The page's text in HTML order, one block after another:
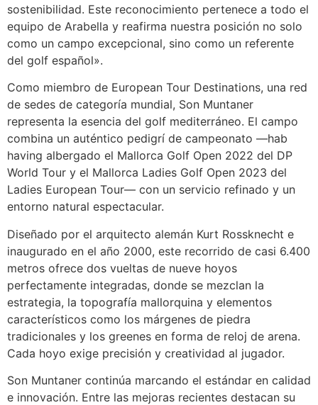
sostenibilidad. Este reconocimiento pertenece a todo el
equipo de Arabella y reafirma nuestra posición no solo
como un campo excepcional, sino como un referente
del golf español».
Como miembro de European Tour Destinations, una red
de sedes de categoría mundial, Son Muntaner
representa la esencia del golf mediterráneo. El campo
combina un auténtico pedigrí de campeonato —hab
having albergado el Mallorca Golf Open 2022 del DP
World Tour y el Mallorca Ladies Golf Open 2023 del
Ladies European Tour— con un servicio refinado y un
entorno natural espectacular.
Diseñado por el arquitecto alemán Kurt Rossknecht e
inaugurado en el año 2000, este recorrido de casi 6.400
metros ofrece dos vueltas de nueve hoyos
perfectamente integradas, donde se mezclan la
estrategia, la topografía mallorquina y elementos
característicos como los márgenes de piedra
tradicionales y los greenes en forma de reloj de arena.
Cada hoyo exige precisión y creatividad al jugador.
Son Muntaner continúa marcando el estándar en calidad
e innovación. Entre las mejoras recientes destacan su